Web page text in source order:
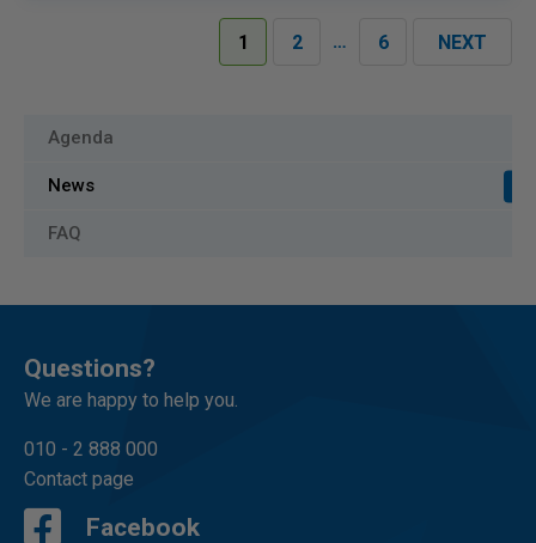
Agenda
News
FAQ
1 2 … 6 NEXT
Questions?
We are happy to help you.
010 - 2 888 000
Contact page
Facebook